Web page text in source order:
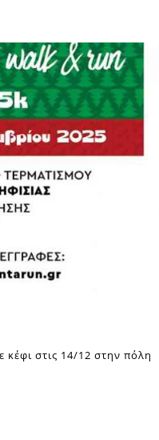
κέφι στις 14/12 στην πόλη